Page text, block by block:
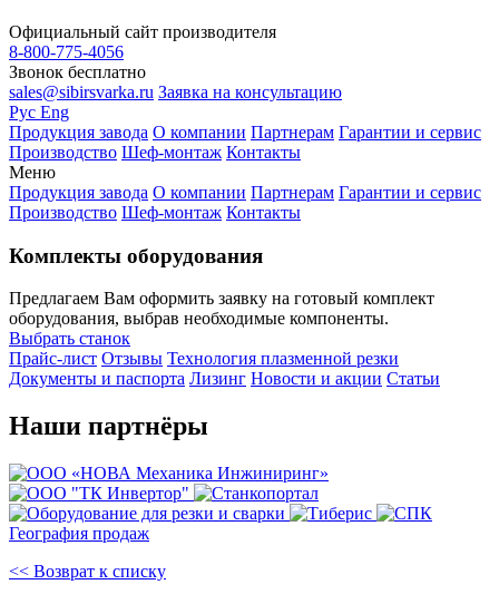
Официальный сайт производителя
8-800-775-4056
Звонок бесплатно
sales@sibirsvarka.ru Заявка на консультацию
Рус Eng
Продукция завода О компании Партнерам Гарантии и сервис
Производство Шеф-монтаж Контакты
Меню
Продукция завода О компании Партнерам Гарантии и сервис
Производство Шеф-монтаж Контакты
Комплекты оборудования
Предлагаем Вам оформить заявку на готовый комплект
оборудования, выбрав необходимые компоненты.
Выбрать станок
Прайс-лист Отзывы Технология плазменной резки
Документы и паспорта Лизинг Новости и акции Статьи
Наши партнёры
География продаж
<< Возврат к списку
⚡ Завод «Сибирь»